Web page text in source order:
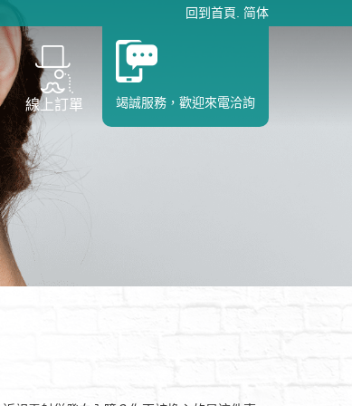
回到首頁 简体
線上訂單 竭誠服務，歡迎來電洽詢